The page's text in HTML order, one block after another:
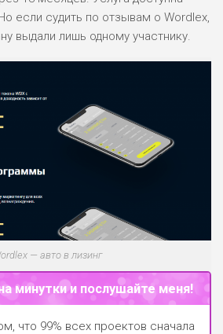
если судить по отзывам о Wordlex,
выдали лишь одному участнику.
— авто в лизинг
минутки и послушайте меня!
что 99% всех проектов сначала